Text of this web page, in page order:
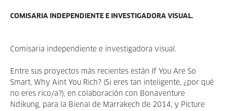
COMISARIA INDEPENDIENTE E INVESTIGADORA VISUAL.
Comisaria independiente e investigadora visual.
Entre sus proyectos más recientes están If You Are So
Smart, Why Aint You Rich? (Si eres tan inteligente, ¿por qué
no eres rico/a?), en colaboración con Bonaventure
Ndikung, para la Bienal de Marrakech de 2014, y Picture